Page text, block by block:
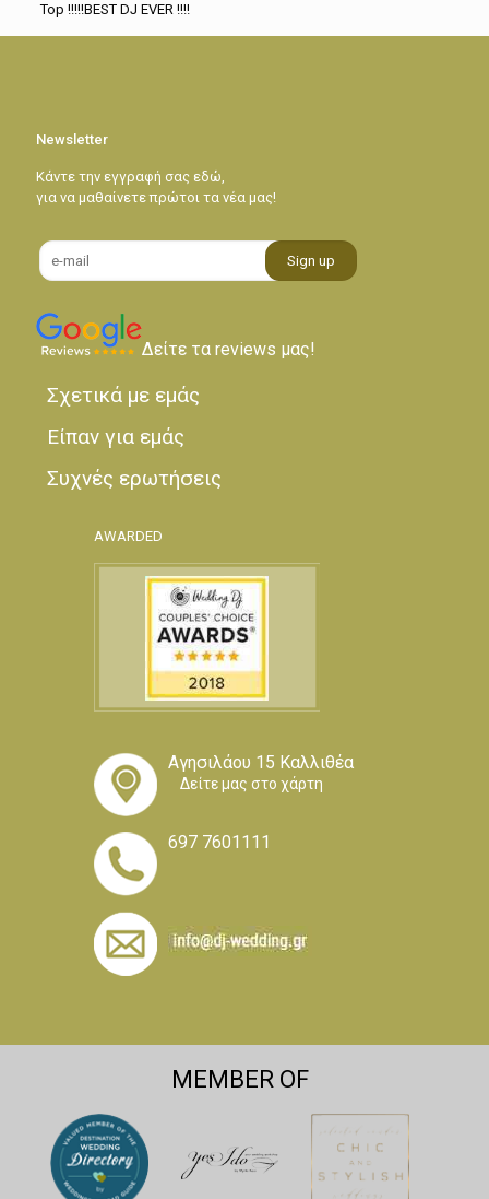
Top !!!!!BEST DJ EVER !!!!
Newsletter
Κάντε την εγγραφή σας εδώ,
για να μαθαίνετε πρώτοι τα νέα μας!
Δείτε τα reviews μας!
Σχετικά με εμάς
Είπαν για εμάς
Συχνές ερωτήσεις
AWARDED
Αγησιλάου 15 Καλλιθέα
Δείτε μας στο χάρτη
697 7601111
MEMBER OF